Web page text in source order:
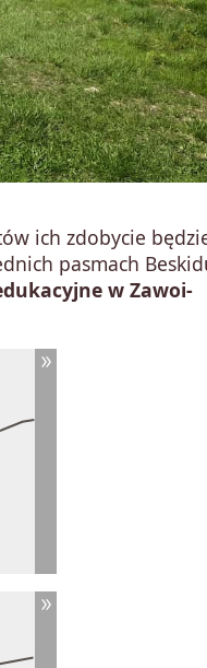
ich zdobycie
pasmach
w Zawoi-